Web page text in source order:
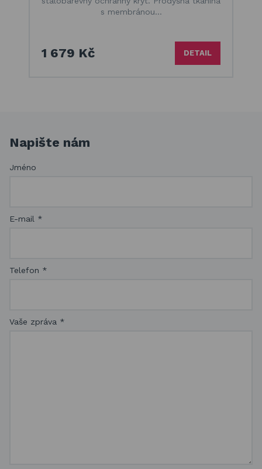
s membránou…
1 679 Kč DETAIL
Napište nám
Jméno
E-mail *
Telefon *
Vaše zpráva *